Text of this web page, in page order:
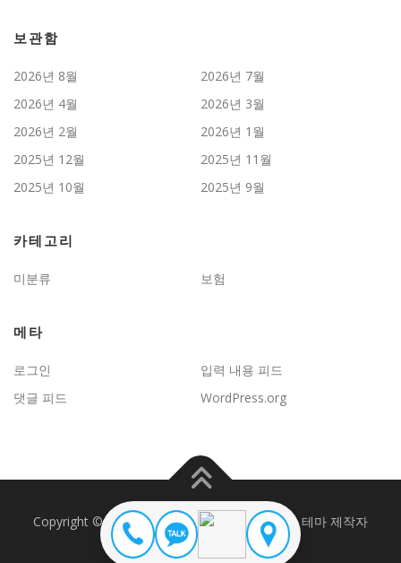
보관함
2026년 8월
2026년 7월
2026년 4월
2026년 3월
2026년 2월
2026년 1월
2025년 12월
2025년 11월
2025년 10월
2025년 9월
카테고리
미분류 보험
메타
로그인
입력 내용 피드
댓글 피드
WordPress.org
Copyright © 2026 JD보험문제연구 OnePress테마 제작자
FameThemes